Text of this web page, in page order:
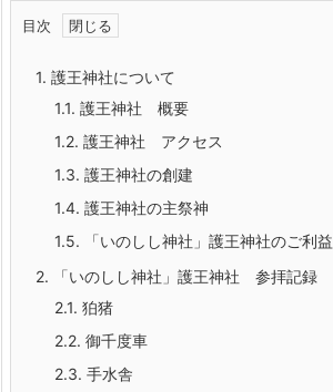
目次
1. 護王神社について
1.1. 護王神社 概要
1.2. 護王神社 アクセス
1.3. 護王神社の創建
1.4. 護王神社の主祭神
1.5. 「いのしし神社」護王神社のご利益
2. 「いのしし神社」護王神社 参拝記録
2.1. 狛猪
2.2. 御千度車
2.3. 手水舎